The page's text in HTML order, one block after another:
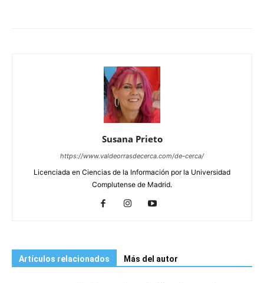
Susana Prieto
https://www.valdeorrasdecerca.com/de-cerca/
Licenciada en Ciencias de la Información por la Universidad
Complutense de Madrid.
Artículos relacionados Más del autor